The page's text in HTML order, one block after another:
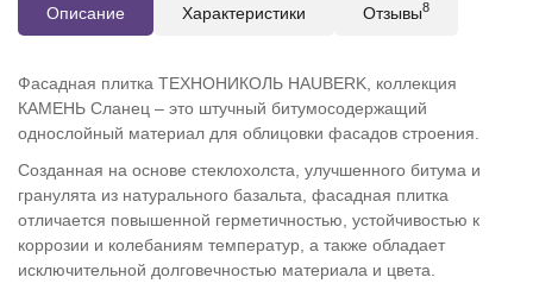
Описание Характеристики Отзывы8
Фасадная плитка ТЕХНОНИКОЛЬ HAUBERK, коллекция
КАМЕНЬ Сланец – это штучный битумосодержащий
однослойный материал для облицовки фасадов строения.
Созданная на основе стеклохолста, улучшенного битума и
гранулята из натурального базальта, фасадная плитка
отличается повышенной герметичностью, устойчивостью к
коррозии и колебаниям температур, а также обладает
исключительной долговечностью материала и цвета.